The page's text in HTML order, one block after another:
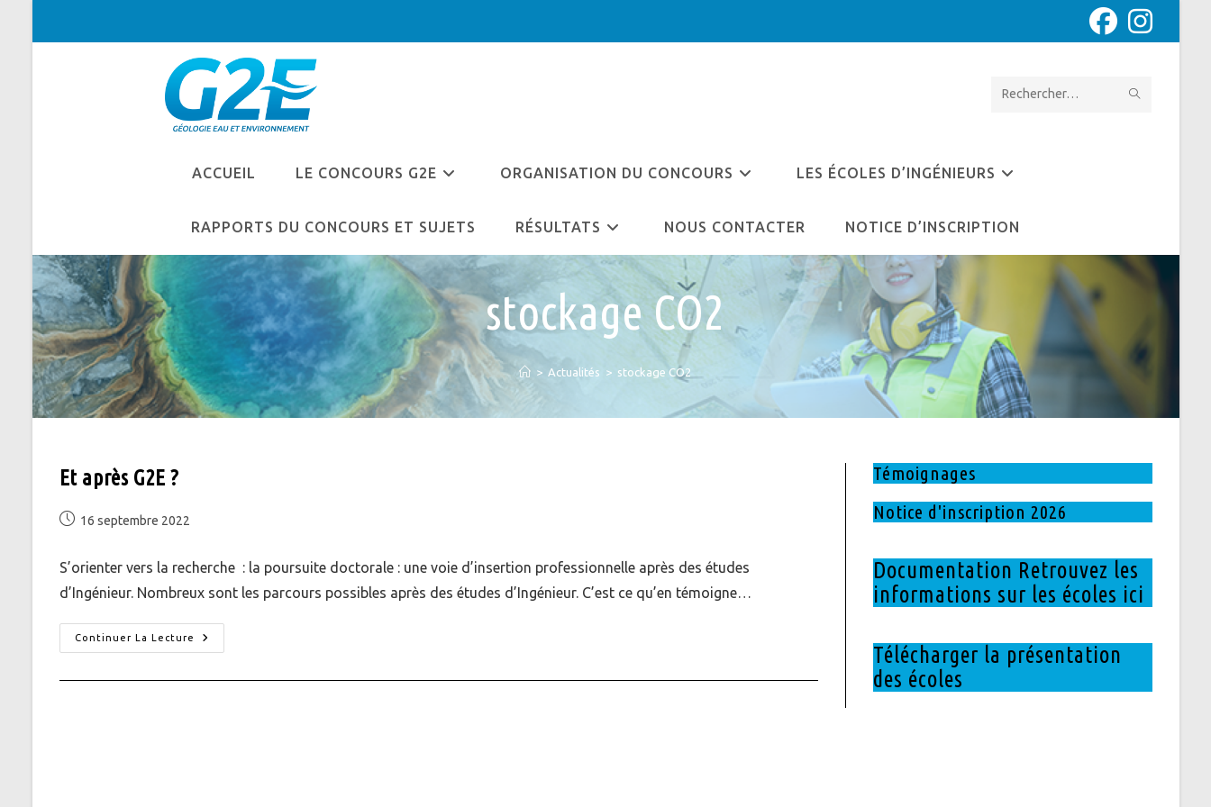
Rechercher
ACCUEIL LE CONCOURS G2E ORGANISATION DU CONCOURS LES ÉCOLES D’INGÉNIEURS
RAPPORTS DU CONCOURS ET SUJETS RÉSULTATS NOUS CONTACTER NOTICE D’INSCRIPTION
stockage CO2
> Actualités > stockage CO2
Et après G2E ?
Publication
16 septembre 2022
S’orienter vers la recherche : la poursuite doctorale : une voie d’insertion professionnelle après des études
d’Ingénieur. Nombreux sont les parcours possibles après des études d’Ingénieur. C’est ce qu’en témoigne…
Continuer La Lecture
Et
Après
Témoignages
Notice d'inscription 2026
Documentation Retrouvez les
informations sur les écoles ici
Télécharger la présentation
des écoles